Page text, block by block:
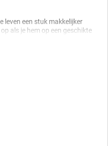
leven een stuk makkelijker
als je hem op een geschikte